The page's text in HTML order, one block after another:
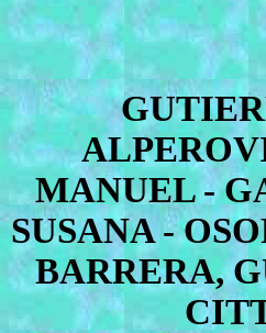
MANUEL -
SUSANA -
BARRERA,